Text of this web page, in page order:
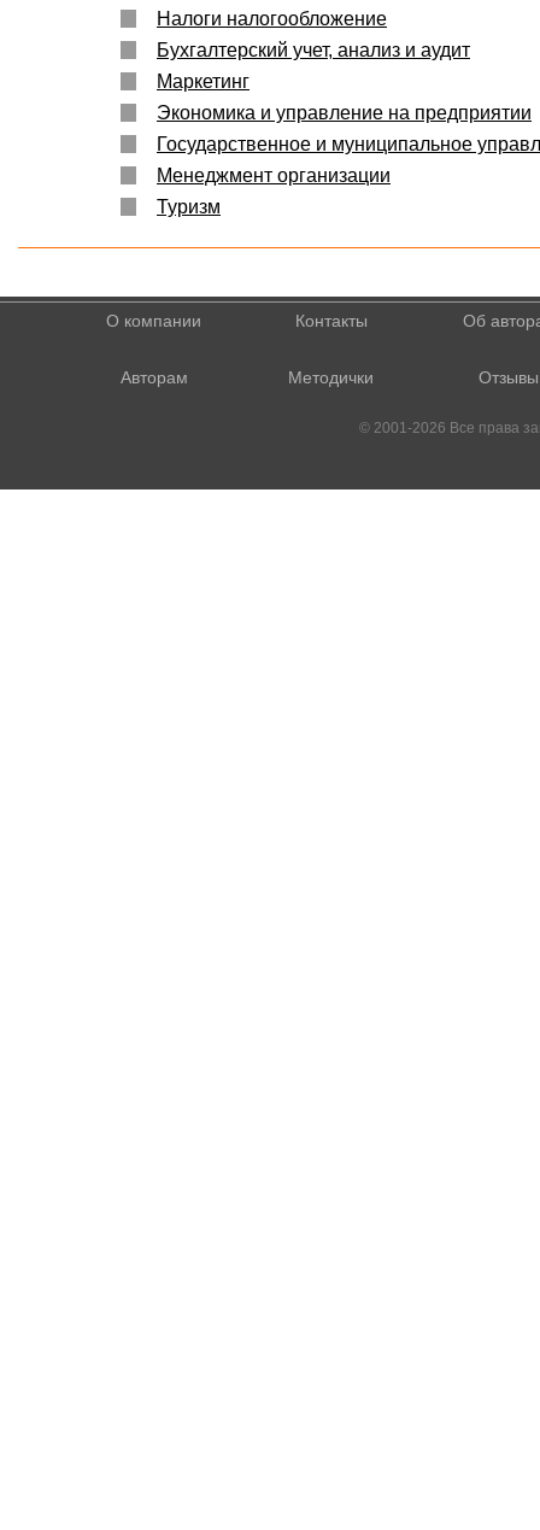
Налоги налогообложение
Бухгалтерский учет, анализ и аудит
Маркетинг
Экономика и управление на предприятии
Государственное и муниципальное
Менеджмент организации
Туризм
О компании Контакты Об
Авторам Методички Отзывы
© 2001-2026 Все права